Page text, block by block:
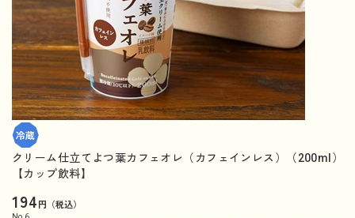
クリーム仕立てよつ葉カフェオレ（カフェインレス）（200ml）
【カップ飲料】
194円（税込）